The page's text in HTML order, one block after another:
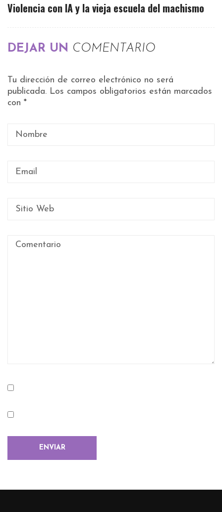
Violencia con IA y la vieja escuela del machismo
DEJAR UN COMENTARIO
Tu dirección de correo electrónico no será
publicada. Los campos obligatorios están marcados
con *